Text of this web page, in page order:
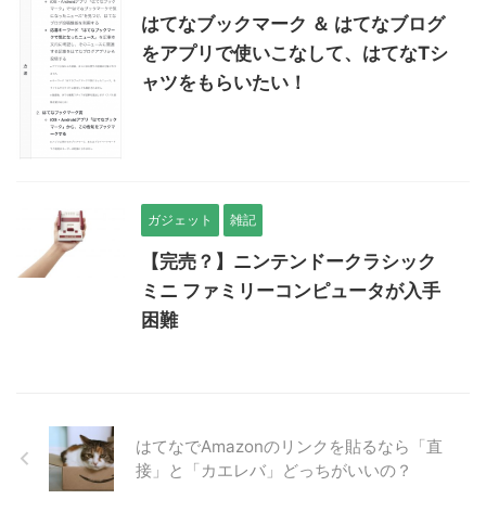
はてなブックマーク ＆ はてなブログ
をアプリで使いこなして、はてなTシ
ャツをもらいたい！
ガジェット 雑記
【完売？】ニンテンドークラシック
ミニ ファミリーコンピュータが入手
困難
はてなでAmazonのリンクを貼るなら「直
接」と「カエレバ」どっちがいいの？